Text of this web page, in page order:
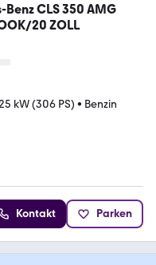
CLS 350 AMG
20 ZOLL
kW (306 PS) • Benzin
Kontakt Parken